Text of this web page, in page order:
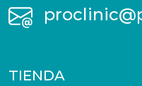
TIENDA